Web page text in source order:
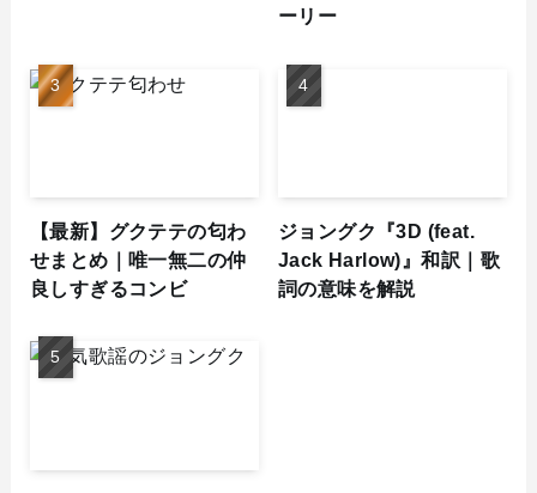
ーリー
【最新】グクテテの匂わ
せまとめ｜唯一無二の仲
良しすぎるコンビ
ジョングク『3D (feat.
Jack Harlow)』和訳｜歌
詞の意味を解説